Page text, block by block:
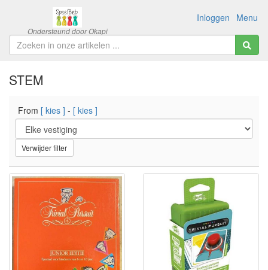
Menu
Inloggen
STEM
From [ kies ] - [ kies ]
Verwijder filter